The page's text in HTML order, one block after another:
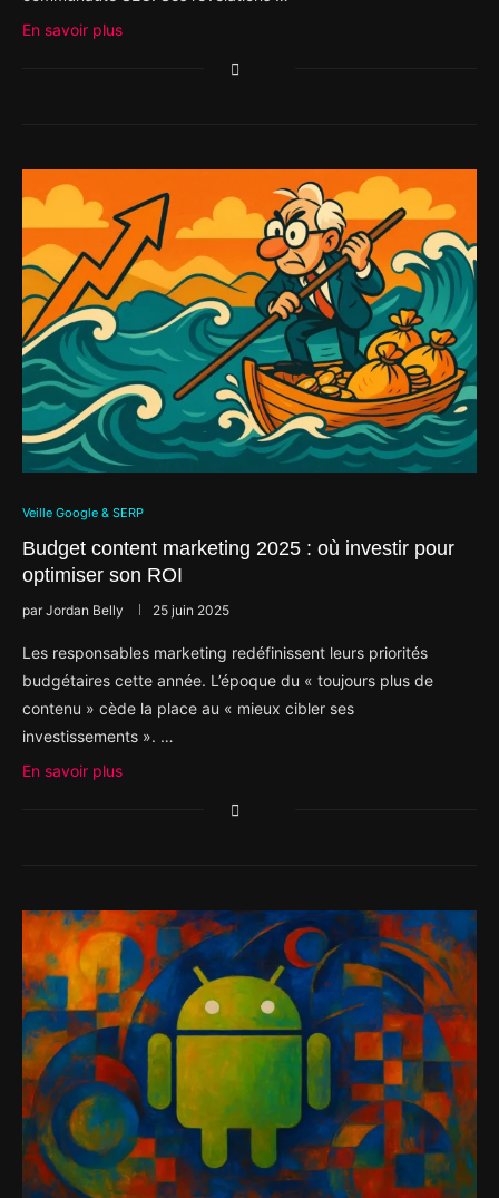
En savoir plus
Veille Google & SERP
Budget content marketing 2025 : où investir pour
optimiser son ROI
parJordan Belly 25 juin 2025
Les responsables marketing redéfinissent leurs priorités
budgétaires cette année. L’époque du « toujours plus de
contenu » cède la place au « mieux cibler ses
investissements ». …
En savoir plus